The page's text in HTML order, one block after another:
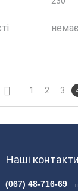
1 2 3
Наші контакти
(067) 48-716-69